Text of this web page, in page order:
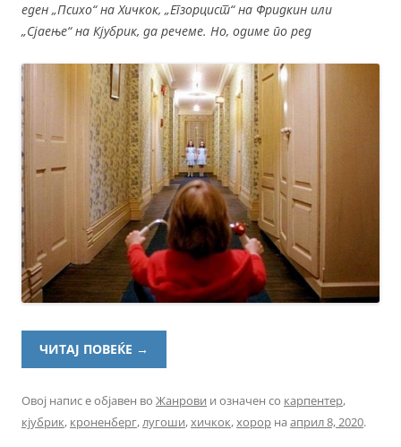
еден „Психо“ на Хичкок, „Егзорцист“ на Фридкин или
„Сјаење“ на Кјубрик, да речеме. Но, одиме по ред
ЧИТАЈ ПОВЕЌЕ →
Овој напис е објавен во Жанрови и означен со карпентер,
кјубрик, кроненберг,лугоши,хичкок,хорор на април 8, 2020.